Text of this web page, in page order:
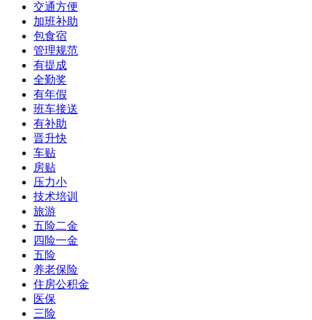
交通方便
加班补助
包食宿
管理规范
有提成
全勤奖
有年假
班车接送
有补助
晋升快
车贴
房贴
压力小
技术培训
旅游
五险二金
四险一金
五险
养老保险
住房公积金
医保
三险